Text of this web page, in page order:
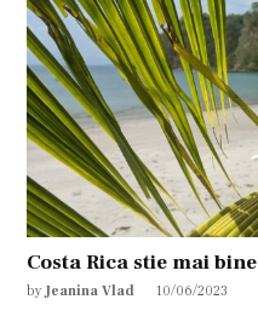
Costa Rica stie mai bine
by Jeanina Vlad 10/06/2023